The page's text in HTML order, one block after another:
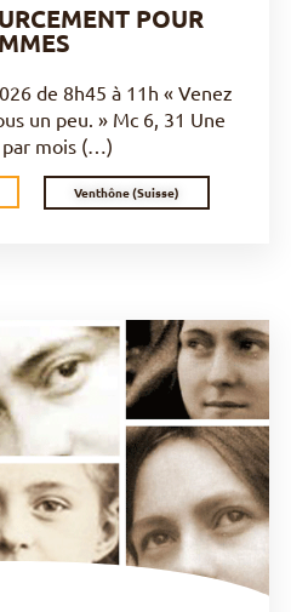
POUR
de 8h45 à 11h « Venez
un peu. » Mc 6, 31 Une
mois (…)
Venthône (Suisse)